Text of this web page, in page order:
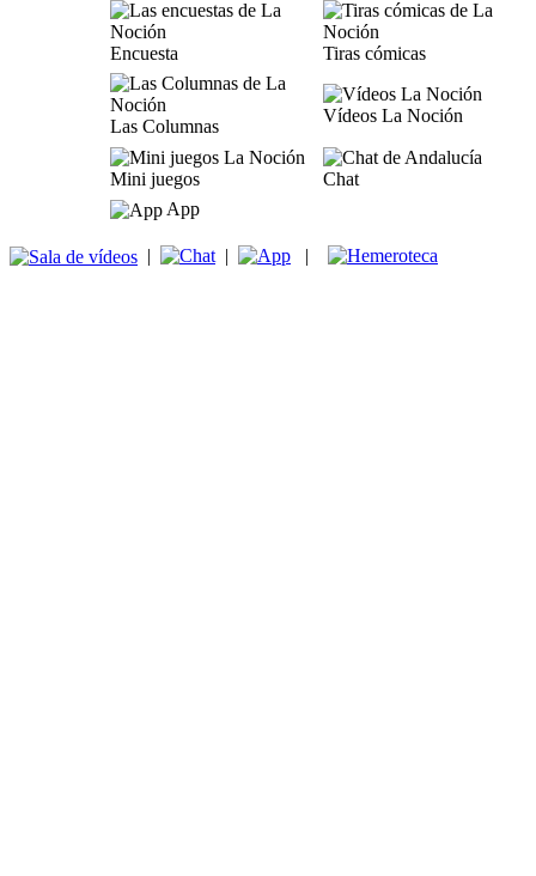
Encuesta Tiras cómicas
Las Columnas
Vídeos La Noción
Mini juegos
Chat
App
| | |